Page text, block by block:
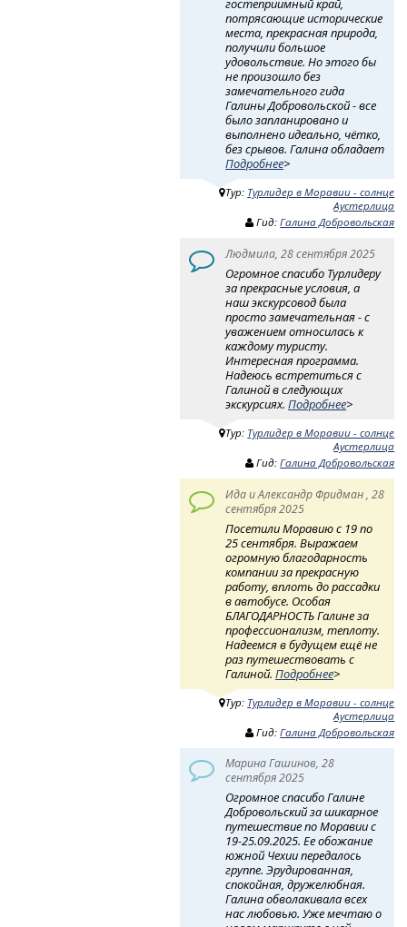
потрясающие исторические
места, прекрасная природа,
получили большое
удовольствие. Но этого бы
не произошло без
замечательного гида
Галины Добровольской - все
было запланировано и
выполнено идеально, чётко,
без срывов. Галина обладает
Подробнее>
Тур: Турлидер в Моравии - солнце
Аустерлица
Гид:Галина Добровольская
Людмила, 28 сентября 2025
Огромное спасибо Турлидеру
за прекрасные условия, а
наш экскурсовод была
просто замечательная - с
уважением относилась к
каждому туристу.
Интересная программа.
Надеюсь встретиться с
Галиной в следующих
экскурсиях.Подробнее>
Тур: Турлидер в Моравии - солнце
Аустерлица
Гид:Галина Добровольская
Ида и Александр Фридман , 28
сентября 2025
Посетили Моравию с 19 по
25 сентября. Выражаем
огромную благодарность
компании за прекрасную
работу, вплоть до рассадки
в автобусе. Особая
БЛАГОДАРНОСТЬ Галине за
профессионализм, теплоту.
Надеемся в будущем ещё не
раз путешествовать с
Галиной.Подробнее>
Тур: Турлидер в Моравии - солнце
Аустерлица
Гид:Галина Добровольская
Марина Гашинов, 28
сентября 2025
Огромное спасибо Галине
Добровольский за шикарное
путешествие по Моравии с
19-25.09.2025. Ее обожание
южной Чехии передалось
группе. Эрудированная,
спокойная, дружелюбная.
Галина обволакивала всех
нас любовью. Уже мечтаю о